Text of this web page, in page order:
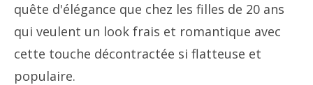
quête d'élégance que chez les filles de 20 ans
qui veulent un look frais et romantique avec
cette touche décontractée si flatteuse et
populaire.